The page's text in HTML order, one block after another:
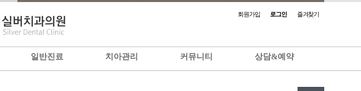
회원가입 로그인 즐겨찾기
일반진료 치아관리 커뮤니티 상담&예약